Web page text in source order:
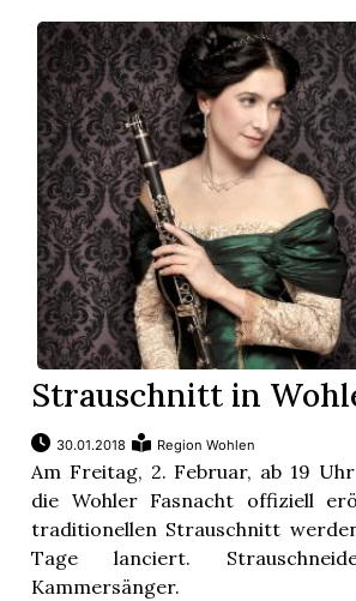
Strauschnitt in
30.01.2018 Region Wohlen
Am Freitag, 2. Februar, ab 19
die Wohler Fasnacht offiziell
traditionellen Strauschnitt
Tage lanciert.
Kammersänger.